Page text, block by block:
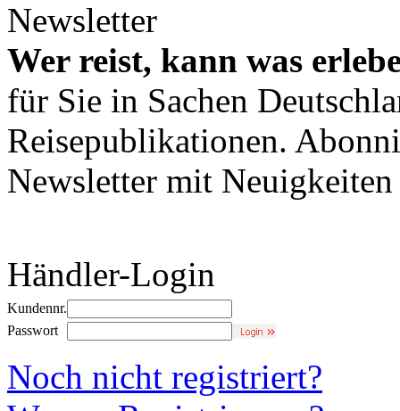
Newsletter
Wer reist, kann was
für Sie in Sachen
Reisepublikationen.
Newsletter mit
Händler-Login
Kundennr.
Passwort
Noch nicht registriert?